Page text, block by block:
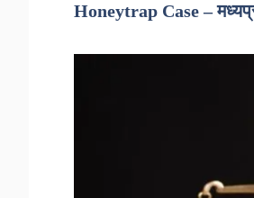
Honeytrap Case –